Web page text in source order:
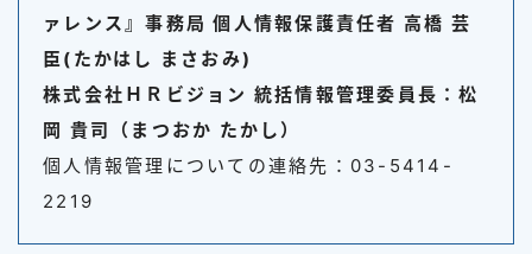
ァレンス』事務局 個人情報保護責任者 高橋 芸
臣(たかはし まさおみ)
株式会社ＨＲビジョン 統括情報管理委員長：松
岡 貴司（まつおか たかし）
個人情報管理についての連絡先：03-5414-
2219